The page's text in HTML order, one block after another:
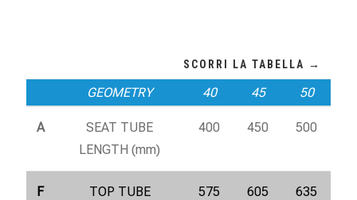
GEOMETRY 40 45 50
A
SEAT TUBE
LENGTH (mm)
400 450 500
F
TOP TUBE
575 605 635